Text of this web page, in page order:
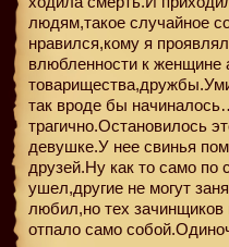
людям,такое случайное
нравился,кому я
влюбленности к женщине
так вроде бы
трагично.Остановилось
девушке.У нее свинья
друзей.Ну как то само по
ушел,другие не могут
любил,но тех
отпало само